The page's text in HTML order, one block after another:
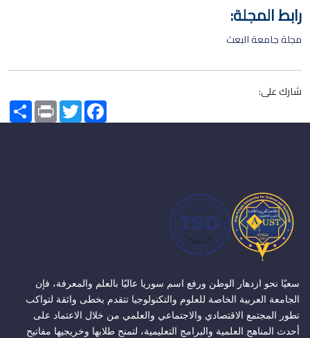
رابط المجلة:
مجلة جامعة البعث
شارك على:
Share PrintTwitterFacebook
سعيًا نحو ازدهار الوطن ورفع اسم سوريا عاليًا بالعلم والمعرفة، فإن
الجامعة العربية الخاصة للعلوم والتكنولوجيا تتقدم بخطى واثقة لتواكب
تطور المجتمع الاقتصادي والاجتماعي والعلمي من خلال الاعتماد على
أحدث المناهج العلمية والبرامج التعليمية، لتمنح طلابها وخريجيها مفاتيح